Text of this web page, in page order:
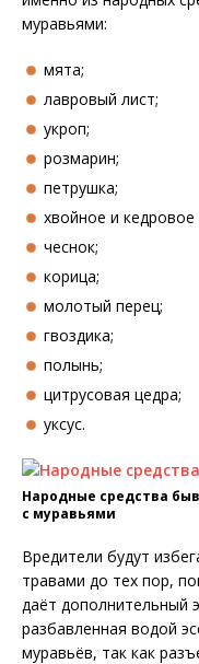
муравьями:
мята;
лавровый лист;
укроп;
розмарин;
петрушка;
хвойное и кедровое
чеснок;
корица;
молотый перец;
гвоздика;
полынь;
цитрусовая цедра;
уксус.
Народные средства
с муравьями
Вредители будут
травами до тех пор,
даёт дополнительный
разбавленная водой
муравьёв, так как